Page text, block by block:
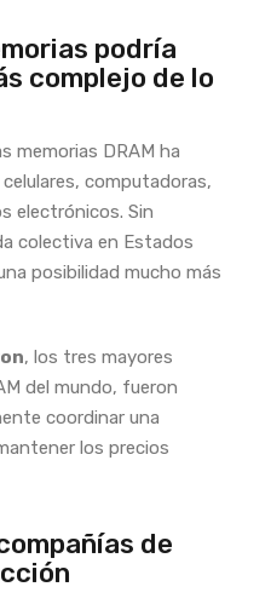
podría
complejo de lo
memorias DRAM ha
computadoras,
electrónicos. Sin
colectiva en Estados
posibilidad mucho más
, los tres mayores
del mundo, fueron
coordinar una
los precios
de